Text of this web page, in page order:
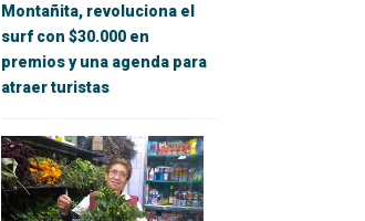
Montañita, revoluciona el
surf con $30.000 en
premios y una agenda para
atraer turistas